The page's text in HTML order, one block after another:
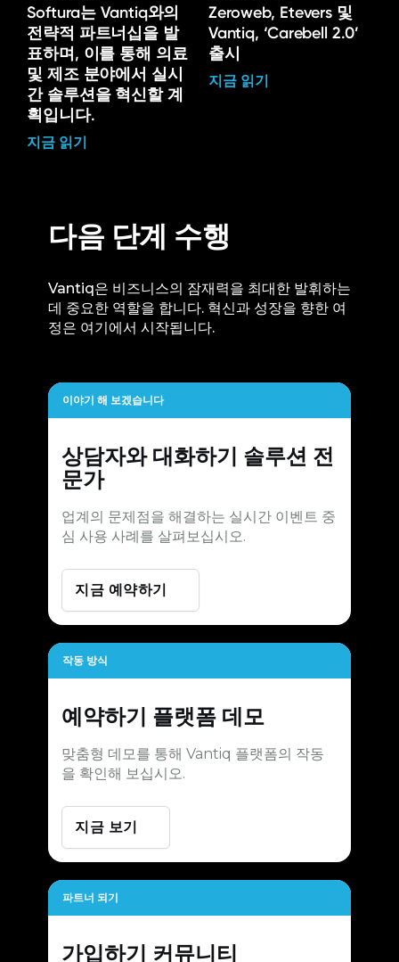
Softura는 Vantiq와의
전략적 파트너십을 발
표하며, 이를 통해 의료
및 제조 분야에서 실시
간 솔루션을 혁신할 계
획입니다.
지금 읽기
Zeroweb, Etevers 및
Vantiq, ‘Carebell 2.0’
출시
지금 읽기
다음 단계 수행
Vantiq은 비즈니스의 잠재력을 최대한 발휘하는
데 중요한 역할을 합니다. 혁신과 성장을 향한 여
정은 여기에서 시작됩니다.
이야기 해 보겠습니다
상담자와 대화하기 솔루션 전
문가
업계의 문제점을 해결하는 실시간 이벤트 중
심 사용 사례를 살펴보십시오.
지금 예약하기
작동 방식
예약하기 플랫폼 데모
맞춤형 데모를 통해 Vantiq 플랫폼의 작동
을 확인해 보십시오.
지금 보기
파트너 되기
가입하기 커뮤니티